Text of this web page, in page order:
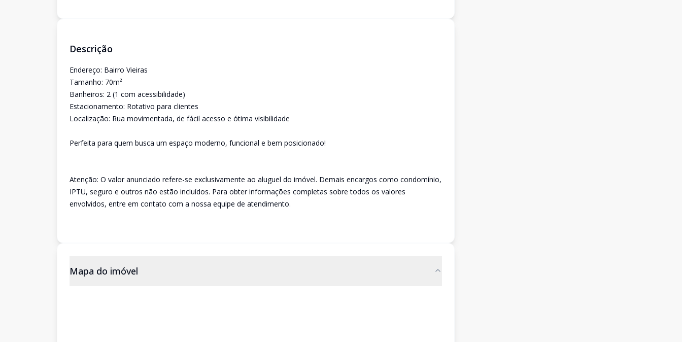
Descrição
Endereço: Bairro Vieiras
Tamanho: 70m²
Banheiros: 2 (1 com acessibilidade)
Estacionamento: Rotativo para clientes
Localização: Rua movimentada, de fácil acesso e ótima visibilidade
Perfeita para quem busca um espaço moderno, funcional e bem posicionado!
Atenção: O valor anunciado refere-se exclusivamente ao aluguel do imóvel. Demais encargos como condomínio,
IPTU, seguro e outros não estão incluídos. Para obter informações completas sobre todos os valores
envolvidos, entre em contato com a nossa equipe de atendimento.
Mapa do imóvel